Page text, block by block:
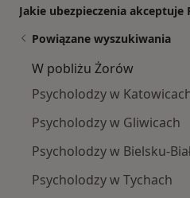
Jakie ubezpieczenia akceptuje
Powiązane wyszukiwania
W pobliżu Żorów
Psycholodzy w
Psycholodzy w Gliwicach
Psycholodzy w Bielsku-
Psycholodzy w Tychach